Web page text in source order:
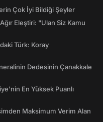
Çok İyi Bildiği Şeyler
Eleştiri: "Ulan Siz Kamu
Türk: Koray
Dedesinin Çanakkale
En Yüksek Puanlı
Maksimum Verim Alan